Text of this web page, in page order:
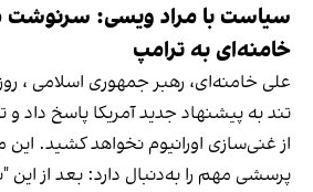
سیاست با مراد ویسی: سرنوشت
خامنه‌ای به ترامپ
علی خامنه‌ای، رهبر جمهوری اسلامی ،
تند به پیشنهاد جدید آمریکا پاسخ داد و
از غنی‌سازی اورانیوم نخواهد کشید.
پرسشی مهم را به‌دنبال دارد: بعد از این